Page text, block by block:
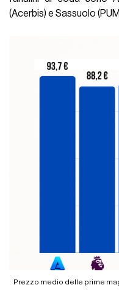
(Acerbis) e Sassuolo
Prezzo medio delle prime